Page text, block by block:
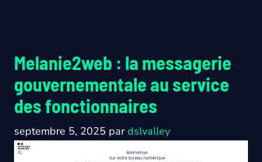
Melanie2web : la messagerie
gouvernementale au service
des fonctionnaires
septembre 5, 2025 pardslvalley